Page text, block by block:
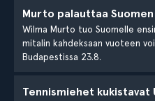
Murto palauttaa
Wilma Murto tuo Suomelle
mitalin kahdeksaan vuoteen
Budapestissa 23.8.
Tennismiehet kukistavat